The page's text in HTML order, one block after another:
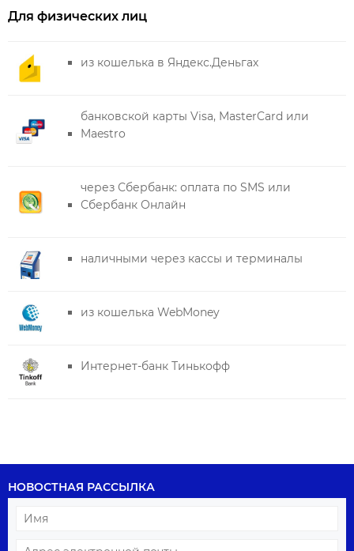
Для физических лиц
из кошелька в Яндекс.Деньгах
банковской карты Visa, MasterCard или
Maestro
через Сбербанк: оплата по SMS или
Сбербанк Онлайн
наличными через кассы и терминалы
из кошелька WebMoney
Интернет-банк Тинькофф
НОВОСТНАЯ РАССЫЛКА